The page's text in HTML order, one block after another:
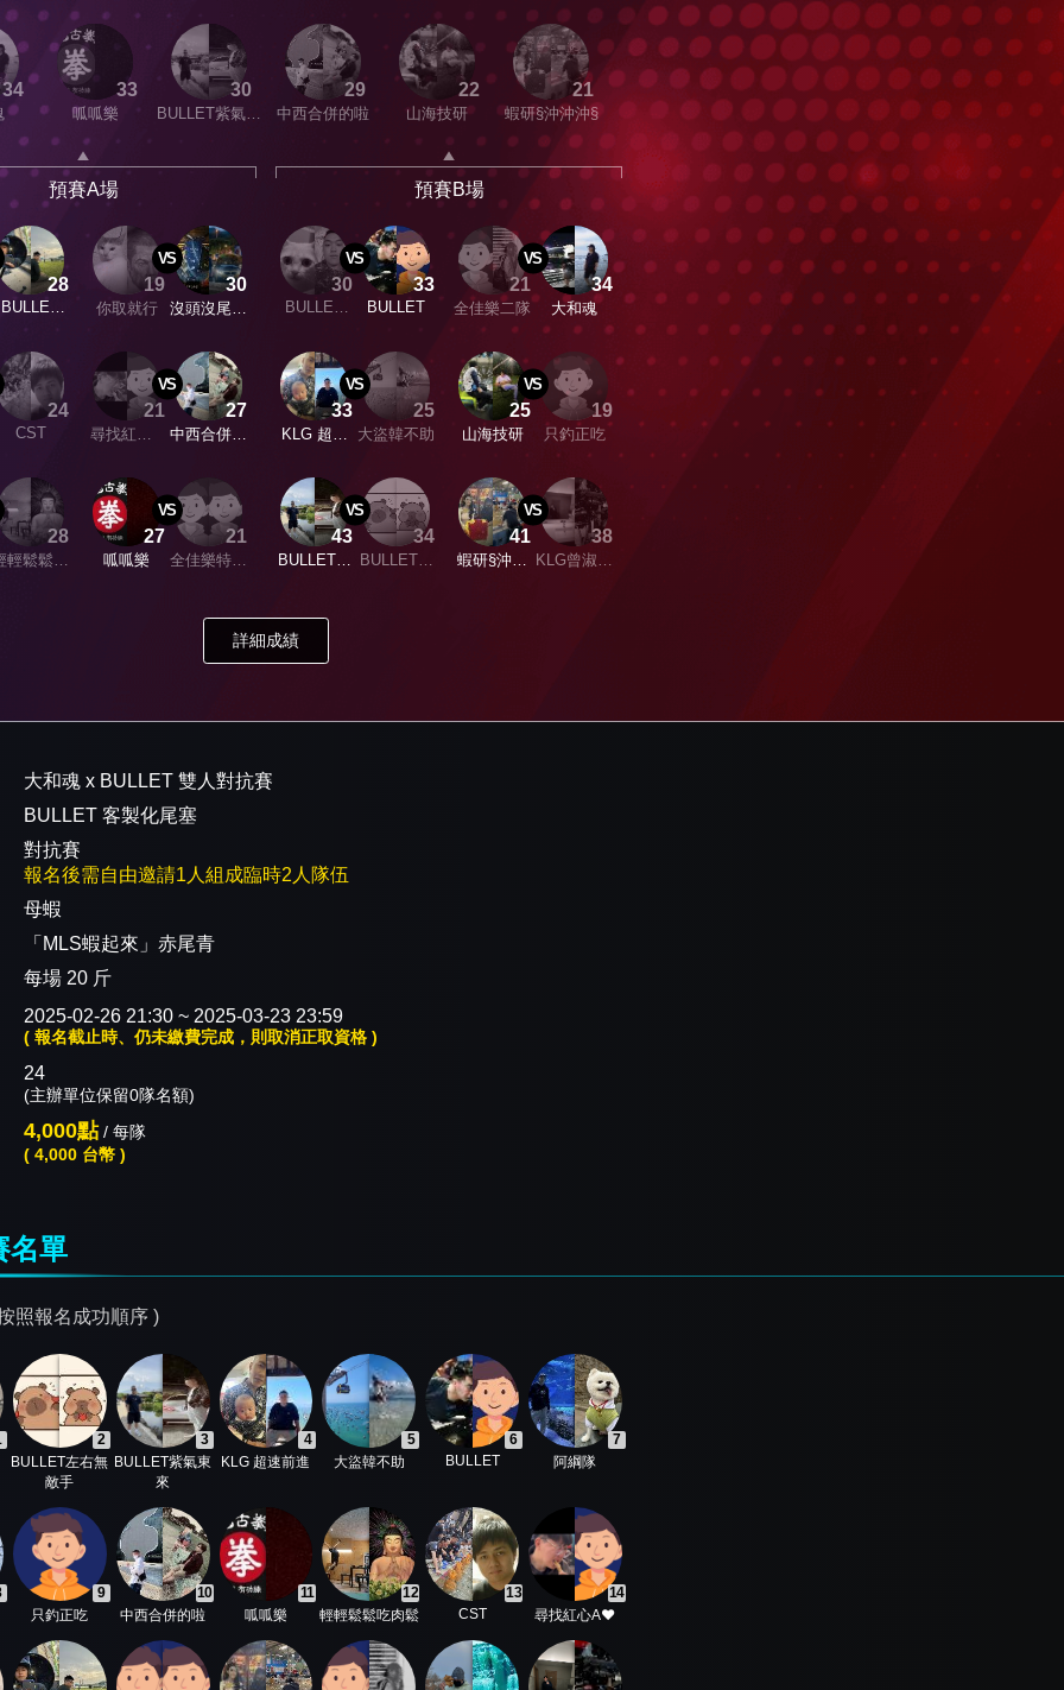
打龍
34 33
呱呱樂
30
BULLET紫氣東
29
中西合併的啦
22
山海技研
21
蝦研§沖沖沖§
預賽A場
28
BULLET
19
你取就行
VS
30
沒頭沒尾沒
24
CST
21
尋找紅心A
VS
27
中西合併的
28
輕鬆鬆吃
27
呱呱樂
VS
21
全佳樂特攻
預賽B場
30
BULLET
VS
33
BULLET
21
全佳樂二隊
VS
34
大和魂
33
KLG 超速
VS
25
大盜韓不助
25
山海技研
VS
19
只釣正吃
43
BULLET紫
VS
34
BULLET左
41
蝦研§沖沖
VS
38
KLG曾淑會
詳細成績
大和魂 x BULLET 雙人對抗賽
BULLET 客製化尾塞
對抗賽
報名後需自由邀請1人組成臨時2人隊伍
母蝦
「MLS蝦起來」赤尾青
每場 20 斤
2025-02-26 21:30 ~ 2025-03-23 23:59
( 報名截止時、仍未繳費完成，則取消正取資格 )
24
(主辦單位保留0隊名額)
4,000點/ 每隊
( 4,000 台幣 )
單
照報名成功順序 )
2
BULLET左右無
敵手
3
BULLET紫氣東
來
4
KLG 超速前進
5
大盜韓不助
6
BULLET
7
阿綱隊
9
只釣正吃
10
中西合併的啦
11
呱呱樂
12
輕輕鬆鬆吃肉鬆
13
CST
14
尋找紅心A❤️